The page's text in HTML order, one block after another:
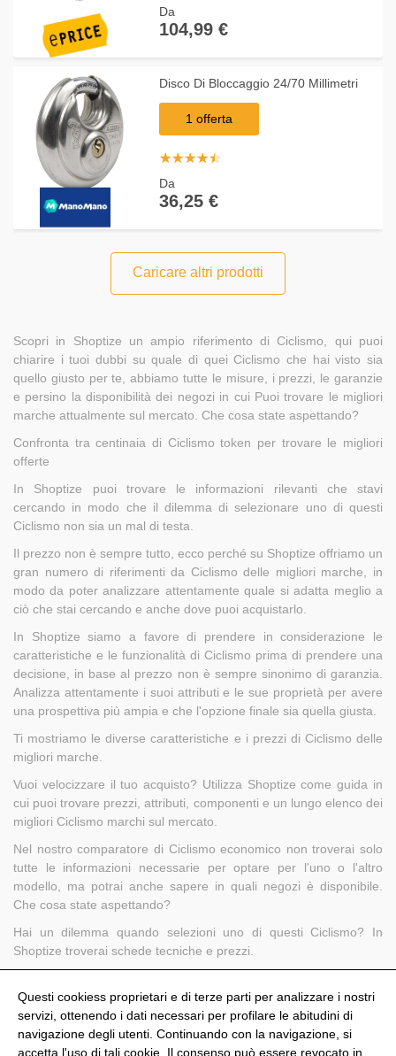
Da
104,99 €
Disco Di Bloccaggio 24/70 Millimetri
1 offerta
☆☆☆☆☆
★★★★★
Da
36,25 €
Caricare altri prodotti
Scopri in Shoptize un ampio riferimento di Ciclismo, qui puoi
chiarire i tuoi dubbi su quale di quei Ciclismo che hai visto sia
quello giusto per te, abbiamo tutte le misure, i prezzi, le garanzie
e persino la disponibilità dei negozi in cui Puoi trovare le migliori
marche attualmente sul mercato. Che cosa state aspettando?
Confronta tra centinaia di Ciclismo token per trovare le migliori
offerte
In Shoptize puoi trovare le informazioni rilevanti che stavi
cercando in modo che il dilemma di selezionare uno di questi
Ciclismo non sia un mal di testa.
Il prezzo non è sempre tutto, ecco perché su Shoptize offriamo un
gran numero di riferimenti da Ciclismo delle migliori marche, in
modo da poter analizzare attentamente quale si adatta meglio a
ciò che stai cercando e anche dove puoi acquistarlo.
In Shoptize siamo a favore di prendere in considerazione le
caratteristiche e le funzionalità di Ciclismo prima di prendere una
decisione, in base al prezzo non è sempre sinonimo di garanzia.
Analizza attentamente i suoi attributi e le sue proprietà per avere
una prospettiva più ampia e che l'opzione finale sia quella giusta.
Ti mostriamo le diverse caratteristiche e i prezzi di Ciclismo delle
migliori marche.
Vuoi velocizzare il tuo acquisto? Utilizza Shoptize come guida in
cui puoi trovare prezzi, attributi, componenti e un lungo elenco dei
migliori Ciclismo marchi sul mercato.
Nel nostro comparatore di Ciclismo economico non troverai solo
tutte le informazioni necessarie per optare per l'uno o l'altro
modello, ma potrai anche sapere in quali negozi è disponibile.
Che cosa state aspettando?
Hai un dilemma quando selezioni uno di questi Ciclismo? In
Shoptize troverai schede tecniche e prezzi.
saggiamente.
Questi cookiess proprietari e di terze parti per analizzare i nostri
servizi, ottenendo i dati necessari per profilare le abitudini di
navigazione degli utenti. Continuando con la navigazione, si
accetta l'uso di tali cookie. Il consenso può essere revocato in